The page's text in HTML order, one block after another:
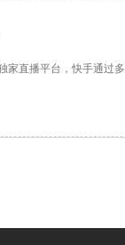
直播平台，快手通过